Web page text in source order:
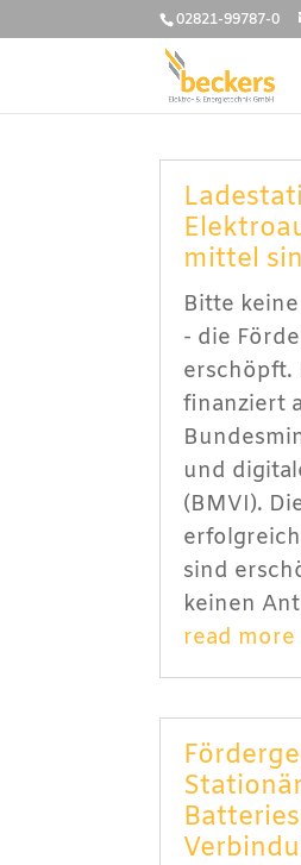
02821-99787-0
mittel
Bitte
- die
erschöpft.
finanziert
und
(BMVI).
sind
keinen
read more